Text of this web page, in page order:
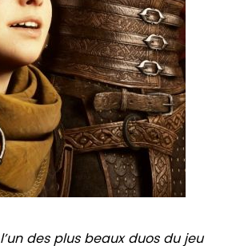
des plus beaux duos du jeu